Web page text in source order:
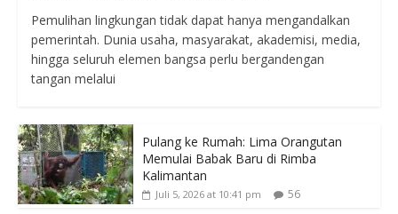
Pemulihan lingkungan tidak dapat hanya mengandalkan
pemerintah. Dunia usaha, masyarakat, akademisi, media,
hingga seluruh elemen bangsa perlu bergandengan
tangan melalui
Pulang ke Rumah: Lima Orangutan
Memulai Babak Baru di Rimba
Kalimantan
Juli 5, 2026 at 10:41 pm 56